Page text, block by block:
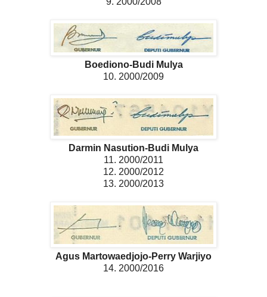
Boediono-Budi Mulya
10. 2000/2009
Darmin Nasution-Budi Mulya
11. 2000/2011
12. 2000/2012
13. 2000/2013
Agus Martowaedjojo-Perry Warjiyo
14. 2000/2016